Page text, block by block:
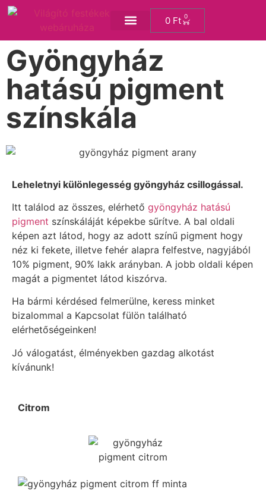
0 Ft 0
Gyöngyház
hatású pigment
színskála
Leheletnyi különlegesség gyöngyház csillogással.
Itt találod az összes, elérhető gyöngyház hatású
pigment színskáláját képekbe sűrítve. A bal oldali
képen azt látod, hogy az adott színű pigment hogy
néz ki fekete, illetve fehér alapra felfestve, nagyjából
10% pigment, 90% lakk arányban. A jobb oldali képen
magát a pigmentet látod kiszórva.
Ha bármi kérdésed felmerülne, keress minket
bizalommal a Kapcsolat fülön található
elérhetőségeinken!
Jó válogatást, élményekben gazdag alkotást
kívánunk!
Citrom